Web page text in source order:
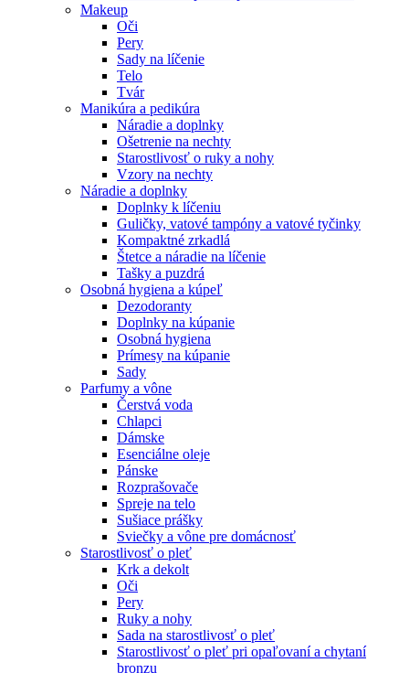
Makeup
Oči
Pery
Sady na líčenie
Telo
Tvár
Manikúra a pedikúra
Náradie a doplnky
Ošetrenie na nechty
Starostlivosť o ruky a nohy
Vzory na nechty
Náradie a doplnky
Doplnky k líčeniu
Guličky, vatové tampóny a vatové tyčinky
Kompaktné zrkadlá
Štetce a náradie na líčenie
Tašky a puzdrá
Osobná hygiena a kúpeľ
Dezodoranty
Doplnky na kúpanie
Osobná hygiena
Prímesy na kúpanie
Sady
Parfumy a vône
Čerstvá voda
Chlapci
Dámske
Esenciálne oleje
Pánske
Rozprašovače
Spreje na telo
Sušiace prášky
Sviečky a vône pre domácnosť
Starostlivosť o pleť
Krk a dekolt
Oči
Pery
Ruky a nohy
Sada na starostlivosť o pleť
Starostlivosť o pleť pri opaľovaní a chytaní
bronzu